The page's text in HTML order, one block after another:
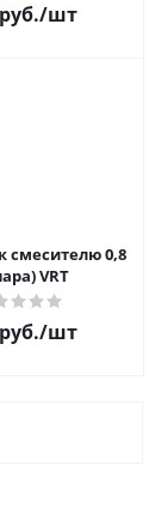
/шт
смесителю 0,8
VRT
/шт